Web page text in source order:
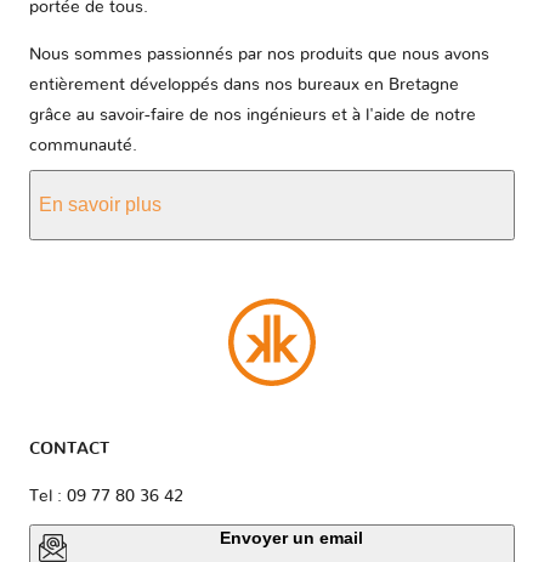
portée de tous.
Nous sommes passionnés par nos produits que nous avons
entièrement développés dans nos bureaux en Bretagne
grâce au savoir-faire de nos ingénieurs et à l'aide de notre
communauté.
En savoir plus
CONTACT
Tel : 09 77 80 36 42
Envoyer un email